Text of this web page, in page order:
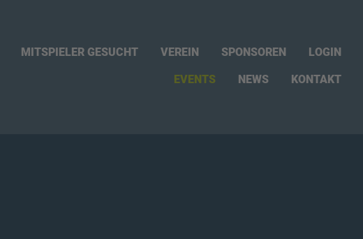
MITSPIELER GESUCHT VEREIN SPONSOREN LOGIN
EVENTS NEWS KONTAKT